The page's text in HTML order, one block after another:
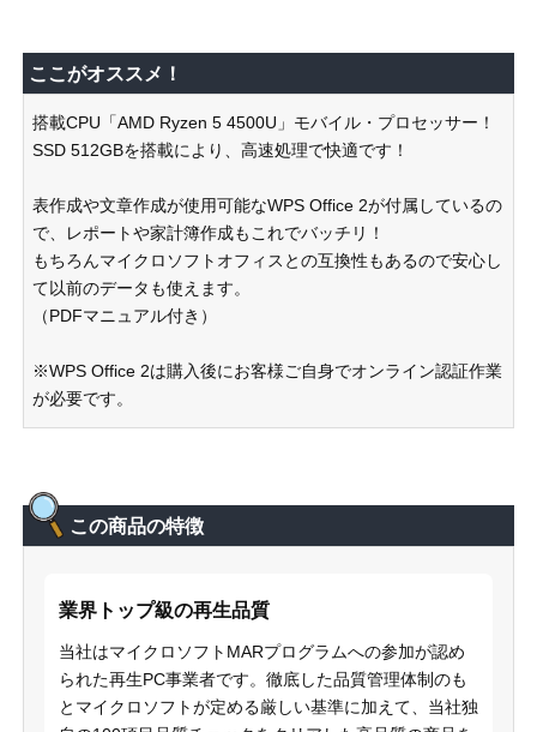
ここがオススメ！
搭載CPU「AMD Ryzen 5 4500U」モバイル・プロセッサー！
SSD 512GBを搭載により、高速処理で快適です！
表作成や文章作成が使用可能なWPS Office 2が付属しているの
で、レポートや家計簿作成もこれでバッチリ！
もちろんマイクロソフトオフィスとの互換性もあるので安心し
て以前のデータも使えます。
（PDFマニュアル付き）
※WPS Office 2は購入後にお客様ご自身でオンライン認証作業
が必要です。
この商品の特徴
業界トップ級の再生品質
当社はマイクロソフトMARプログラムへの参加が認め
られた再生PC事業者です。徹底した品質管理体制のも
とマイクロソフトが定める厳しい基準に加えて、当社独